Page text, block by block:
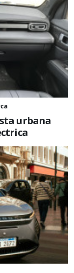
urbana